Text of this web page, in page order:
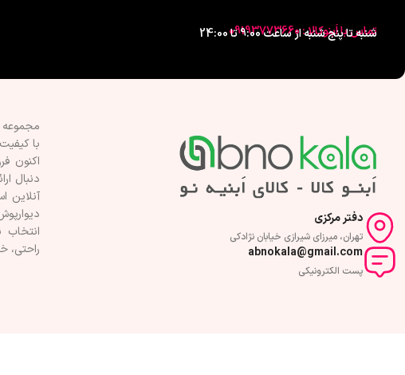
تماس با اَبنوکالا : 09193773660
شنبه تا پنج شنبه از ساعت 9:00 تا 24:00
دفتر مرکزی
تهران، میرزای شیرازی خیابان نژادکی
abnokala@gmail.com
پست الکترونیکی
با
اکنون
دنبال
آنلاين
انتخاب
راحتی،